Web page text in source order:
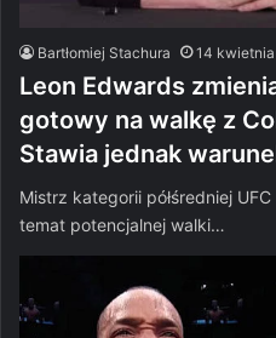
Bartłomiej Stachura 14
Leon Edwards
gotowy na walkę z
Stawia jednak
Mistrz kategorii półśredniej
temat potencjalnej walki…